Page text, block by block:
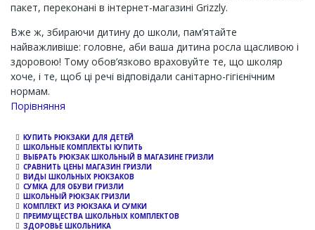
пакет, переконані в інтернет-магазині Grizzly.
Вже ж, збираючи дитину до школи, пам’ятайте
найважливіше: головне, аби ваша дитина росла щасливою і
здоровою! Тому обов’язково враховуйте те, що школяр
хоче, і те, щоб ці речі відповідали санітарно-гігієнічним
нормам.
Channel
Порівняння
КУПИТЬ РЮКЗАКИ ДЛЯ ДЕТЕЙ
ШКОЛЬНЫЕ КОМПЛЕКТЫ КУПИТЬ
ВЫБРАТЬ РЮКЗАК ШКОЛЬНЫЙ В МАГАЗИНЕ ГРИЗЛИ
СРАВНИТЬ ЦЕНЫ МАГАЗИН ГРИЗЛИ
ВИДЫ ШКОЛЬНЫХ РЮКЗАКОВ
СУМКА ДЛЯ ОБУВИ ГРИЗЛИ
ШКОЛЬНЫЙ РЮКЗАК ГРИЗЛИ
КОМПЛЕКТ ИЗ РЮКЗАКА И СУМКИ
ПРЕИМУЩЕСТВА ШКОЛЬНЫХ КОМПЛЕКТОВ
ЗДОРОВЬЕ ШКОЛЬНИКА